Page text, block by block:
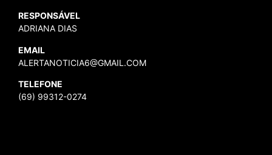
RESPONSÁVEL
ADRIANA DIAS
EMAIL
ALERTANOTICIA6@GMAIL.COM
TELEFONE
(69) 99312-0274